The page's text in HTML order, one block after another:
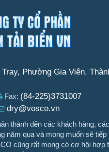
Phường Gia Viên,
Fax: (84-225)3731007
dry@vosco.vn
thành đến các khách hàng,
năm qua và mong muốn sẽ
cũng rất mong có cơ hội hợp